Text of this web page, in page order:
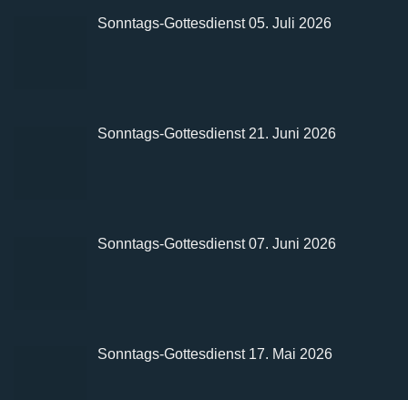
Sonntags-Gottesdienst 05. Juli 2026
Sonntags-Gottesdienst 21. Juni 2026
Sonntags-Gottesdienst 07. Juni 2026
Sonntags-Gottesdienst 17. Mai 2026